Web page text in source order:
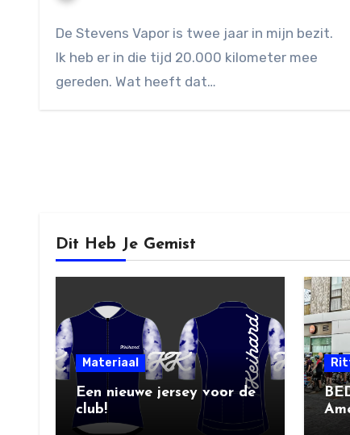
reacties
De Stevens Vapor is twee jaar in mijn bezit.
Ik heb er in die tijd 20.000 kilometer mee
gereden. Wat heeft dat…
Dit Heb Je Gemist
Materiaal
Een nieuwe jersey voor de
club!